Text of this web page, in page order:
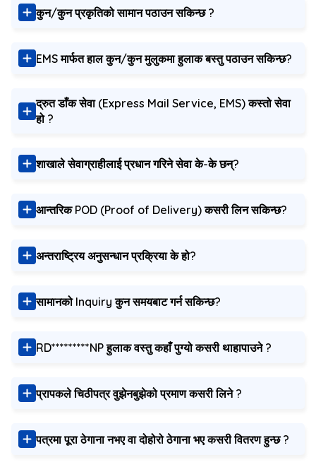
कुन/कुन प्रकृतिको सामान पठाउन सकिन्छ ?
EMS मार्फत हाल कुन/कुन मुलुकमा हुलाक बस्तु पठाउन सकिन्छ?
द्रुत डाँक सेवा (Express Mail Service, EMS) कस्तो सेवा
हो ?
शाखाले सेवाग्राहीलाई प्रधान गरिने सेवा के-के छन्?
आन्तरिक POD (Proof of Delivery) कसरी लिन सकिन्छ?
अन्तराष्ट्रिय अनुसन्धान प्रक्रिया के हो?
सामानको Inquiry कुन समयबाट गर्न सकिन्छ?
RD*********NP हुलाक वस्तु कहाँ पुग्यो कसरी थाहापाउने ?
प्रापकले चिठीपत्र वुझेनबुझेको प्रमाण कसरी लिने ?
पत्रमा पूरा ठेगाना नभए वा दोहोरो ठेगाना भए कसरी वितरण हुन्छ ?